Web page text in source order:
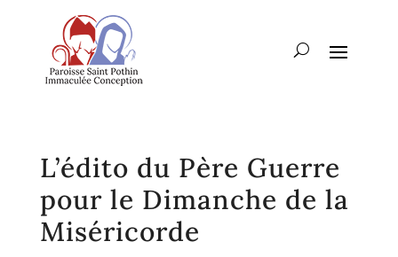
L’édito du Père Guerre
pour le Dimanche de la
Miséricorde